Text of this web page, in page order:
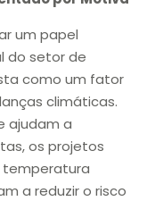
um papel
do setor de
como um fator
climáticas.
ajudam a
os projetos
temperatura
a reduzir o risco